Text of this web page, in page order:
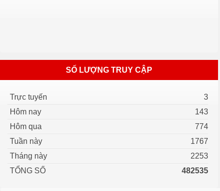
SỐ LƯỢNG TRUY CẬP
Trực tuyến
3
Hôm nay
143
Hôm qua
774
Tuần này
1767
Tháng này
2253
TỔNG SỐ
482535